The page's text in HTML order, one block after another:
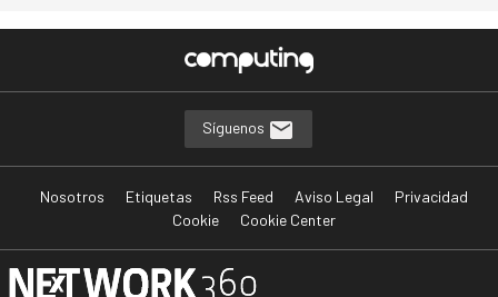
Síguenos
Nosotros Etiquetas Rss Feed Aviso Legal
Privacidad
Cookie
Cookie Center